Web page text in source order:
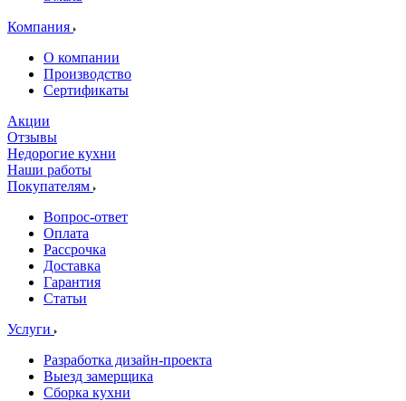
Компания
О компании
Производство
Сертификаты
Акции
Отзывы
Недорогие кухни
Наши работы
Покупателям
Вопрос-ответ
Оплата
Рассрочка
Доставка
Гарантия
Статьи
Услуги
Разработка дизайн-проекта
Выезд замерщика
Сборка кухни